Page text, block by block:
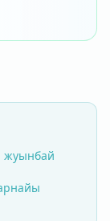
жуынбай